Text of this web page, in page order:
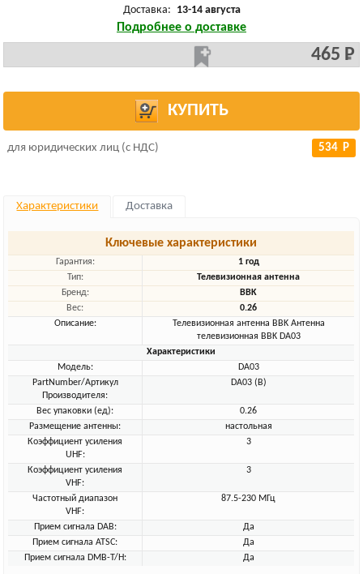
Доставка: 13-14 августа
Подробнее о доставке
465 Р
КУПИТЬ
для юридических лиц (с НДС) 534 Р
Характеристики Доставка
Ключевые характеристики
Гарантия:
1 год
Тип:
Телевизионная антенна
Бренд:
BBK
Вес:
0.26
Описание:
Телевизионная антенна BBK Антенна
телевизионная BBK DA03
Характеристики
Модель:
DA03
PartNumber/Артикул
Производителя:
DA03 (B)
Вес упаковки (ед):
0.26
Размещение антенны:
настольная
Коэффициент усиления
UHF:
3
Коэффициент усиления
VHF:
3
Частотный диапазон
VHF:
87.5-230 МГц
Прием сигнала DAB:
Да
Прием сигнала ATSC:
Да
Прием сигнала DMB-T/H:
Да